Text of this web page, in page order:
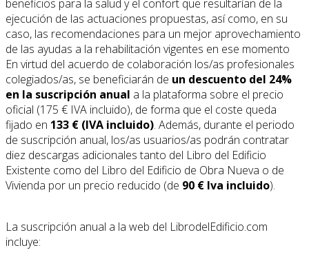
beneficios para la salud y el confort que resultarían de la
ejecución de las actuaciones propuestas, así como, en su
caso, las recomendaciones para un mejor aprovechamiento
de las ayudas a la rehabilitación vigentes en ese momento
En virtud del acuerdo de colaboración los/as profesionales
colegiados/as, se beneficiarán de un descuento del 24%
en la suscripción anual a la plataforma sobre el precio
oficial (175 € IVA incluido), de forma que el coste queda
fijado en 133 € (IVA incluido). Además, durante el periodo
de suscripción anual, los/as usuarios/as podrán contratar
diez descargas adicionales tanto del Libro del Edificio
Existente como del Libro del Edificio de Obra Nueva o de
Vivienda por un precio reducido (de 90 € Iva incluido).
La suscripción anual a la web del LibrodelEdificio.com
incluye: